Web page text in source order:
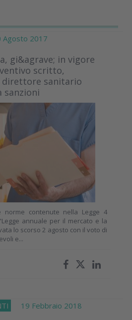
2017
gi&agrave; in vigore
scritto,
direttore sanitario
sanzioni
contenute nella Legge 4
annuale per il mercato e la
lo scorso 2 agosto con il voto di
e...
19 Febbraio 2018